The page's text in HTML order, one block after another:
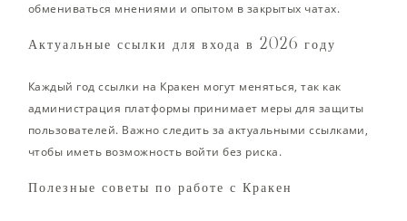
обмениваться мнениями и опытом в закрытых чатах.
Актуальные ссылки для входа в 2026 году
Каждый год ссылки на Кракен могут меняться, так как
администрация платформы принимает меры для защиты
пользователей. Важно следить за актуальными ссылками,
чтобы иметь возможность войти без риска.
Полезные советы по работе с Кракен